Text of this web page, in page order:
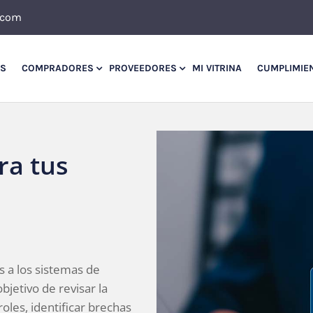
COMPRADORES PROVEEDORES MI VITRINA
tus
a los sistemas de
de revisar la
identificar brechas